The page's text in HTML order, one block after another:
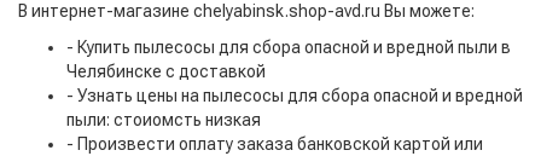
В интернет-магазине chelyabinsk.shop-avd.ru Вы можете:
- Купить пылесосы для сбора опасной и вредной пыли в
Челябинске с доставкой
- Узнать цены на пылесосы для сбора опасной и вредной
пыли: стоиомсть низкая
- Произвести оплату заказа банковской картой или